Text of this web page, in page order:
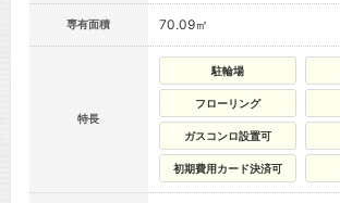
専有面積 70.09㎡
特長
駐輪場
フローリング
ガスコンロ設置可
初期費用カード決済可